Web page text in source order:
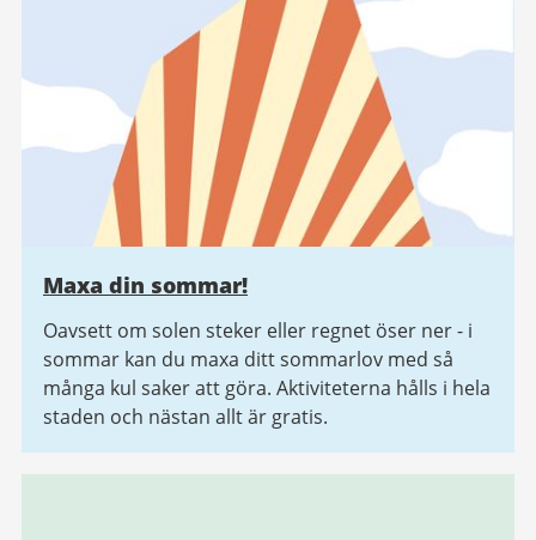
Maxa din sommar!
Oavsett om solen steker eller regnet öser ner - i
sommar kan du maxa ditt sommarlov med så
många kul saker att göra. Aktiviteterna hålls i hela
staden och nästan allt är gratis.